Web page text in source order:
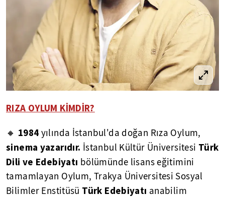
RIZA OYLUM KİMDİR?
🔸 1984 yılında İstanbul'da doğan Rıza Oylum,
sinema yazarıdır. İstanbul Kültür Üniversitesi Türk
Dili ve Edebiyatı bölümünde lisans eğitimini
tamamlayan Oylum, Trakya Üniversitesi Sosyal
Bilimler Enstitüsü Türk Edebiyatı anabilim